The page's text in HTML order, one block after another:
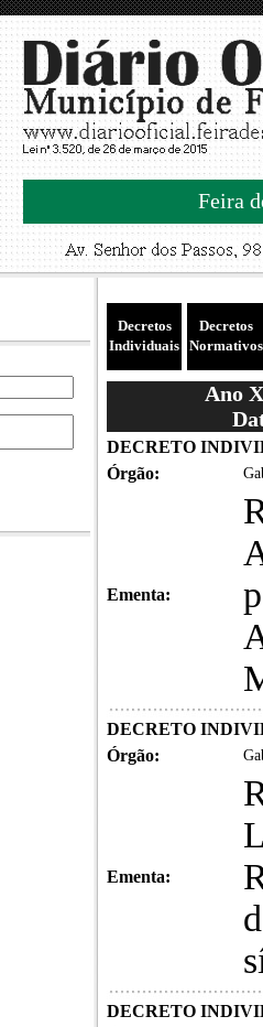
Feira
Decretos
Individuais
Decretos
Normativos
Ano
DECRETO
Órgão:
Ementa:
DECRETO
Órgão:
Ementa:
DECRETO